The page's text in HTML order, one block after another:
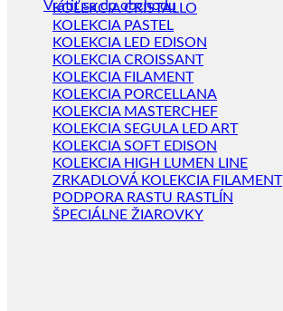
Vrátiť sa do obchodu
KOLEKCIA CRISTALLO
KOLEKCIA PASTEL
KOLEKCIA LED EDISON
KOLEKCIA CROISSANT
KOLEKCIA FILAMENT
KOLEKCIA PORCELLANA
KOLEKCIA MASTERCHEF
KOLEKCIA SEGULA LED ART
KOLEKCIA SOFT EDISON
KOLEKCIA HIGH LUMEN LINE
ZRKADLOVÁ KOLEKCIA FILAMENT
PODPORA RASTU RASTLÍN
ŠPECIÁLNE ŽIAROVKY